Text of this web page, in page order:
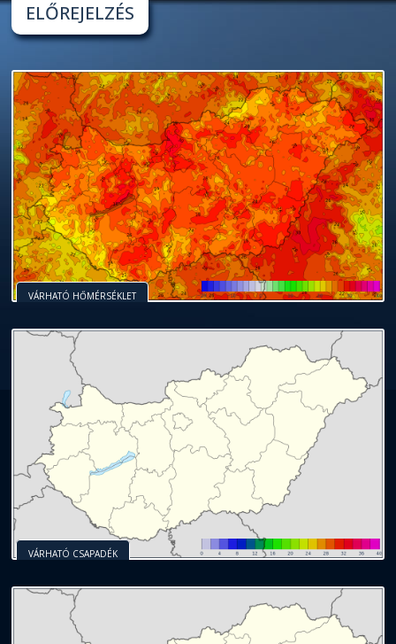
ELŐREJELZÉS
VÁRHATÓ HŐMÉRSÉKLET
VÁRHATÓ CSAPADÉK